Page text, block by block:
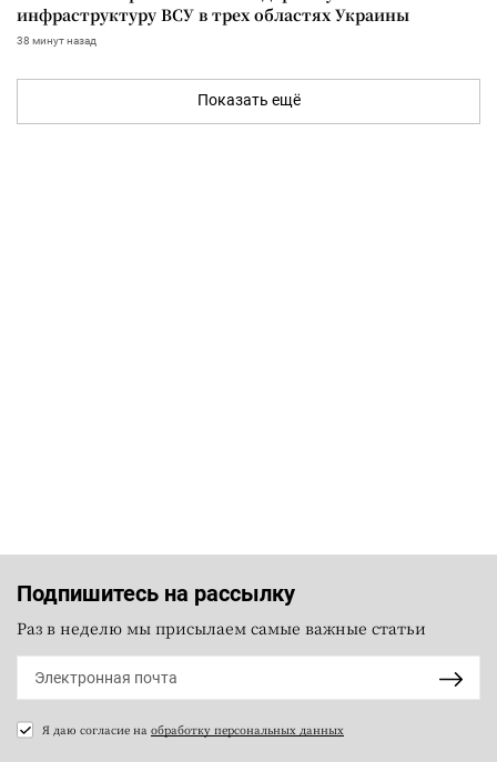
инфраструктуру ВСУ в трех областях Украины
38 минут назад
Показать ещё
Подпишитесь на рассылку
Раз в неделю мы присылаем самые важные статьи
Я даю согласие на обработку персональных данных